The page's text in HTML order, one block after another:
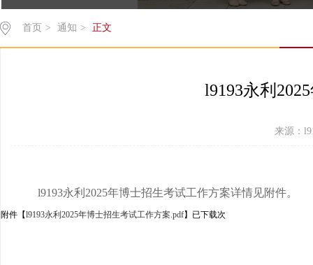
首页 > 通知 > 正文
l9193永利
来源：
l9193永利2025年博士招生考试工作方案详情见附件。
附件【l9193永利2025年博士招生考试工作方案.pdf】已下载次